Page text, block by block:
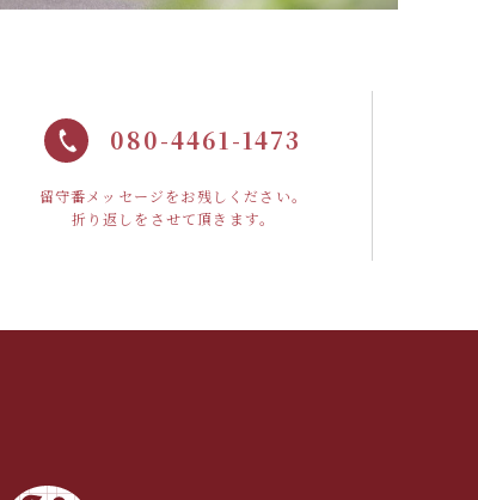
080-4461-1473
留守番メッセージをお残しください。
折り返しをさせて頂きます。